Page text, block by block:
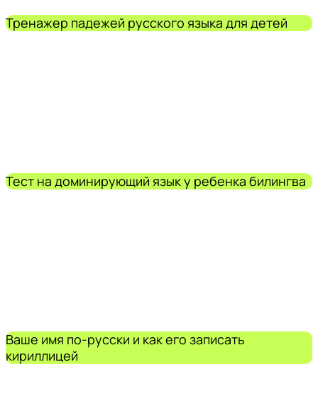
Тренажер падежей русского языка для детей
Тест на доминирующий язык у ребенка билингва
Ваше имя по-русски и как его записать
кириллицей